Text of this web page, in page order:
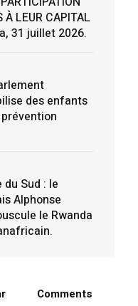
À LEUR CAPITAL
31 juillet 2026.
des enfants
Sud : le
Alphonse
le Rwanda
Comments